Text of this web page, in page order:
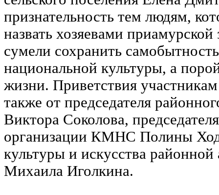
признательность тем людям,
назвать хозяевами
сумели сохранить
национальной культуры, а
жизни. Приветствия
также от председателя
Виктора Соколова,
организации КМНС Полины
культуры и искусства
Михаила Иголкина.